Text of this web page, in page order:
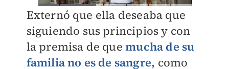
Externó que ella deseaba que
siguiendo sus principios y con
la premisa de quemucha de su
familia no es de sangre, como